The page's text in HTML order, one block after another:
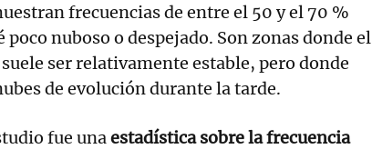
frecuencias de entre el 50 y el 70 %
poco nuboso o despejado. Son zonas donde el
ser relativamente estable, pero donde
de evolución durante la tarde.
fue unaestadística sobre la frecuencia